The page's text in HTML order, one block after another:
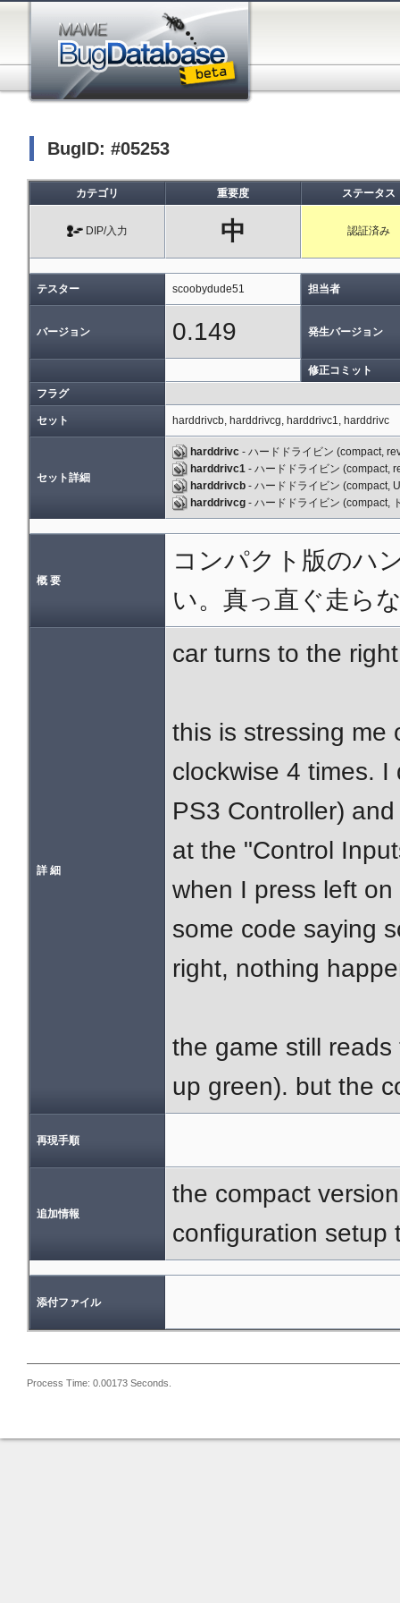
BugID: #05253
カテゴリ 重要度 ステータス
DIP/入力 中 認証済み
テスター scoobydude51 担当者
バージョン 0.149 発生バージョン
修正コミット
フラグ
セット harddrivcb, harddrivcg, harddrivc1, harddrivc
セット詳細
harddrivc - ハードドライビン (compact,
harddrivc1 - ハードドライビン (compact,
harddrivcb - ハードドライビン (compact,
harddrivcg - ハードドライビン (compact,
概 要
コンパクト版のハ
い。真っ直ぐ走ら
詳 細
car turns to the
this is stressing me
clockwise 4 times.
PS3 Controller)
at the "Control
when I press left
some code saying
right, nothing
the game still
up green). but the
再現手順
追加情報
the compact
configuration setup
添付ファイル
Process Time: 0.00173 Seconds.